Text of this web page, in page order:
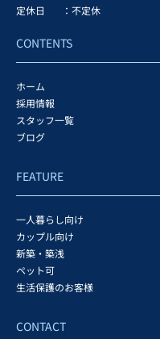
定休日
：不定休
CONTENTS
ホーム
採用情報
スタッフ一覧
ブログ
FEATURE
一人暮らし向け
カップル向け
新築・築浅
ペット可
生活保護のお客様
CONTACT